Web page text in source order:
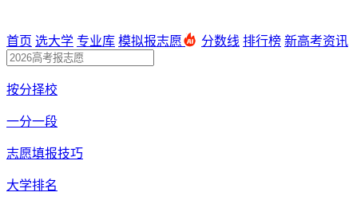
首页 选大学 专业库 模拟报志愿 分数线 排行榜 新高考资讯
按分择校
一分一段
志愿填报技巧
大学排名